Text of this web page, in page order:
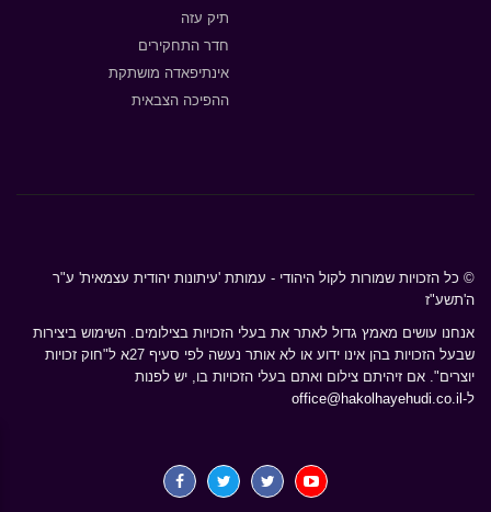
תיק עזה
חדר התחקירים
אינתיפאדה מושתקת
ההפיכה הצבאית
© כל הזכויות שמורות לקול היהודי - עמותת 'עיתונות יהודית עצמאית' ע"ר
ה'תשע"ז
אנחנו עושים מאמץ גדול לאתר את בעלי הזכויות בצילומים. השימוש ביצירות
שבעל הזכויות בהן אינו ידוע או לא אותר נעשה לפי סעיף 27א ל"חוק זכויות
יוצרים". אם זיהיתם צילום ואתם בעלי הזכויות בו, יש לפנות
ל-office@hakolhayehudi.co.il